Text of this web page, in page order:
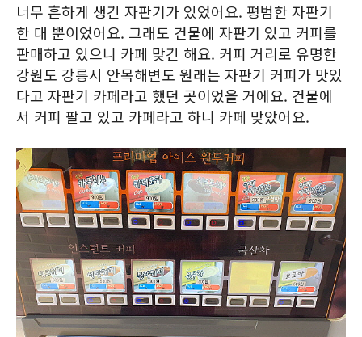
너무 흔하게 생긴 자판기가 있었어요. 평범한 자판기
한 대 뿐이었어요. 그래도 건물에 자판기 있고 커피를
판매하고 있으니 카페 맞긴 해요. 커피 거리로 유명한
강원도 강릉시 안목해변도 원래는 자판기 커피가 맛있
다고 자판기 카페라고 했던 곳이었을 거에요. 건물에
서 커피 팔고 있고 카페라고 하니 카페 맞았어요.